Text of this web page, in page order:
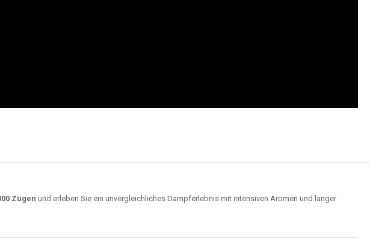
Zügen und erleben Sie ein unvergleichliches Dampferlebnis mit intensiven Aromen und langer